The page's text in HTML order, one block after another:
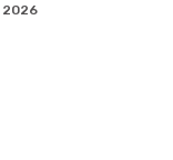
2026